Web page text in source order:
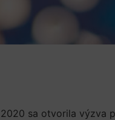
sa otvorila výzva